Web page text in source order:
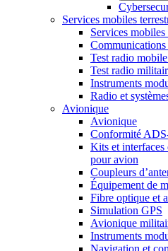
Services mobiles
Services
Test radio
Test radio
Instruments
Radio et
Avionique
Avionique
Conformité
Kits et interfaces
pour avion
Coupleurs
Équipement de
Fibre optique et
Simulation GPS
Avionique
Instruments